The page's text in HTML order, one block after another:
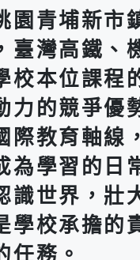
園青埔新市
臺灣高鐵、
校本位課程
力的競爭優
際教育軸線
為學習的日
識世界，壯
學校承擔的
任務。